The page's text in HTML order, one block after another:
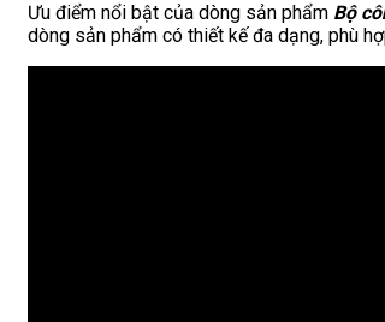
Ưu điểm nổi bật của dòng sản phẩm Bộ
dòng sản phẩm có thiết kế đa dạng, phù